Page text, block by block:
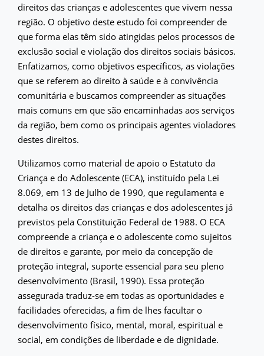
direitos das crianças e adolescentes que vivem nessa
região. O objetivo deste estudo foi compreender de
que forma elas têm sido atingidas pelos processos de
exclusão social e violação dos direitos sociais básicos.
Enfatizamos, como objetivos específicos, as violações
que se referem ao direito à saúde e à convivência
comunitária e buscamos compreender as situações
mais comuns em que são encaminhadas aos serviços
da região, bem como os principais agentes violadores
destes direitos.
Utilizamos como material de apoio o Estatuto da
Criança e do Adolescente (ECA), instituído pela Lei
8.069, em 13 de Julho de 1990, que regulamenta e
detalha os direitos das crianças e dos adolescentes já
previstos pela Constituição Federal de 1988. O ECA
compreende a criança e o adolescente como sujeitos
de direitos e garante, por meio da concepção de
proteção integral, suporte essencial para seu pleno
desenvolvimento (Brasil, 1990). Essa proteção
assegurada traduz-se em todas as oportunidades e
facilidades oferecidas, a fim de lhes facultar o
desenvolvimento físico, mental, moral, espiritual e
social, em condições de liberdade e de dignidade.